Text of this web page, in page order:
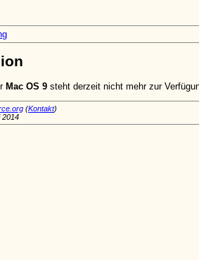
Mac OS 9 steht derzeit nicht mehr zur
(Kontakt)
2014